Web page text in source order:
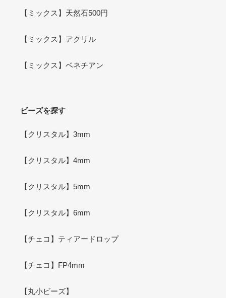
【ミックス】天然石500円
【ミックス】アクリル
【ミックス】ベネチアン
ビーズを探す
【クリスタル】3mm
【クリスタル】4mm
【クリスタル】5mm
【クリスタル】6mm
【チェコ】ティアードロップ
【チェコ】FP4mm
【丸小ビーズ】